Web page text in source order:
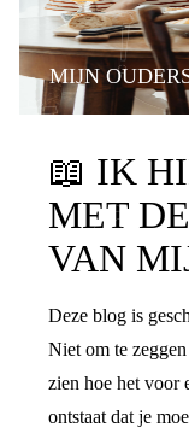
MIJN
📖 IK
MET
VAN
Deze blog is
Niet om te
zien hoe het voor
ontstaat dat je